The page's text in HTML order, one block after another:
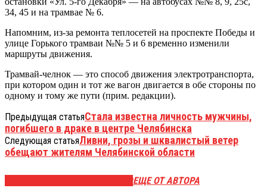
34, 45 и на трамвае № 6.
Напомним, из-за ремонта теплосетей на проспекте Победы и
улице Горького трамваи №№ 5 и 6 временно изменили
маршруты движения.
Трамвай-челнок — это способ движения электротранспорта,
при котором один и тот же вагон двигается в обе стороны по
одному и тому же пути (прим. редакции).
Предыдущая статьяСтала известна личность мужчины,
погибшего в драке в центре Челябинска
Следующая статьяЛивни, грозы и шквалистый ветер
обещают жителям Челябинской области
ЕЩЕ ОТ АВТОРА